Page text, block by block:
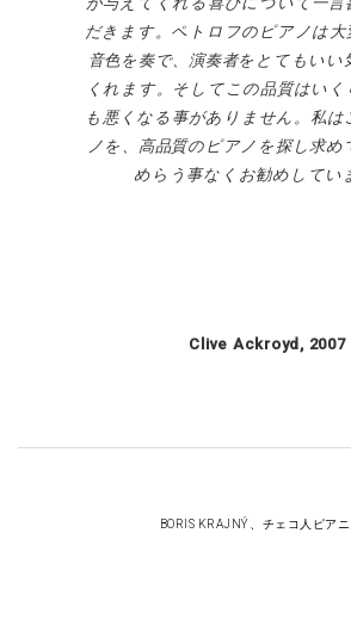
だきます。 ペトロフのピアノは大
音色を奏で、演奏者をとてもいい
くれます。そしてこの品質はい
も悪くなる事がありません。私
ノを、高品質のピアノを探し求め
めらう事なくお勧めしてい
Clive Ackroyd, 2007
BORIS KRAJNÝ、チェコ人ピアニ